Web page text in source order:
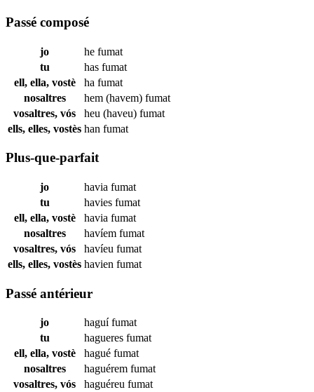
Passé composé
jo he fumat
tu
has fumat
ell, ella, vostè
ha fumat
nosaltres
hem (havem) fumat
vosaltres, vós
heu (haveu) fumat
ells, elles, vostès han fumat
Plus-que-parfait
jo havia fumat
tu
havies fumat
ell, ella, vostè
havia fumat
nosaltres
havíem fumat
vosaltres, vós
havíeu fumat
ells, elles, vostès havien fumat
Passé antérieur
jo haguífumat
tu
hagueres fumat
ell, ella, vostè
hagué fumat
nosaltres
haguérem fumat
vosaltres, vós
haguéreu fumat